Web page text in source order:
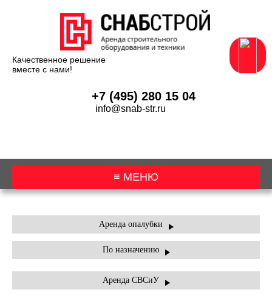
Качественное решение
вместе с нами!
+7 (495) 280 15 04
info@snab-str.ru
≡ МЕНЮ
О КОМПАНИИ
АРЕНДА ОБОРУДОВАНИЯ
АРЕНДА ТЕХНИКИ
Аренда опалубки
По назначению
Аренда СВСиУ